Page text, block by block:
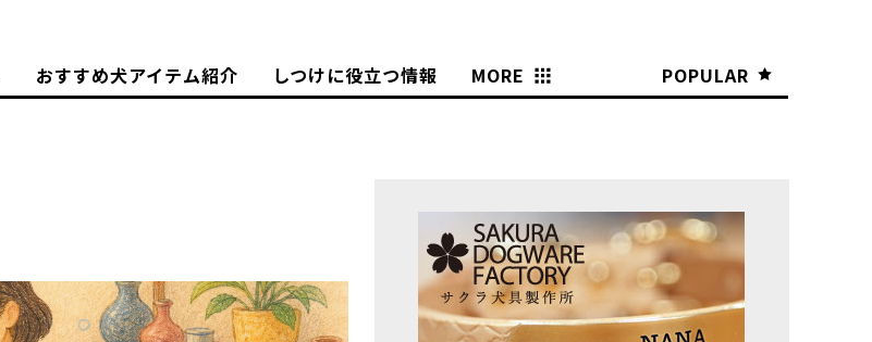
POPULAR
おすすめ犬アイテム紹介 しつけに役立つ情報 MORE